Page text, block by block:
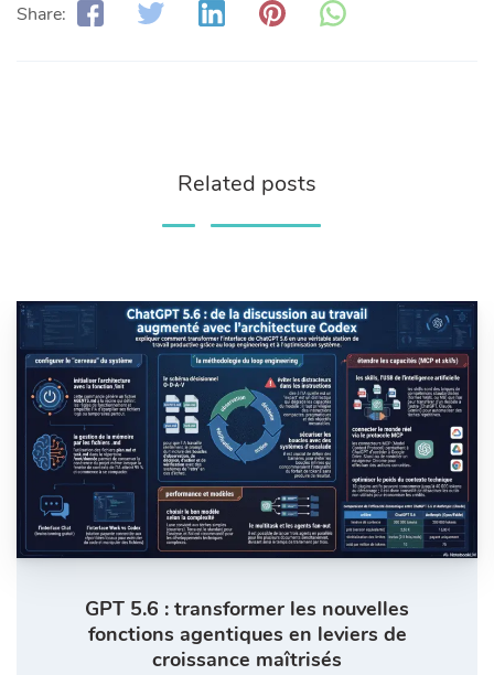
Share:
Related posts
GPT 5.6 : transformer les nouvelles
fonctions agentiques en leviers de
croissance maîtrisés